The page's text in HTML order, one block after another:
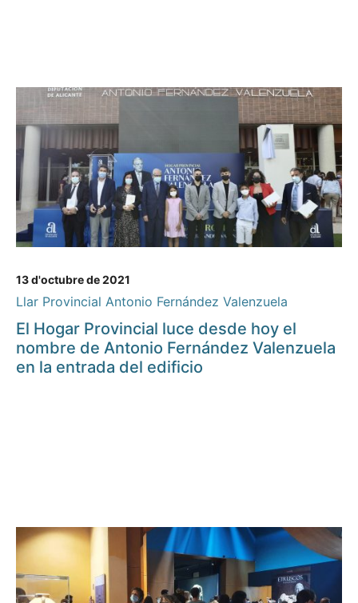
13 d'octubre de 2021
Llar Provincial Antonio Fernández Valenzuela
El Hogar Provincial luce desde hoy el
nombre de Antonio Fernández Valenzuela
en la entrada del edificio